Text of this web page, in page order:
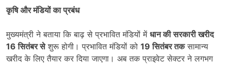
कृषि और मंडियों का प्रबंध
मुख्यमंत्री ने बताया कि बाढ़ से प्रभावित मंडियों में धान की सरकारी खरीद
16सितंबर सेशुरू होगी। प्रभावित मंडियों को 19सितंबर तकसामान्य
खरीद के लिए तैयार कर दिया जाएगा। अब तक प्राइवेट सेक्टर ने लगभग